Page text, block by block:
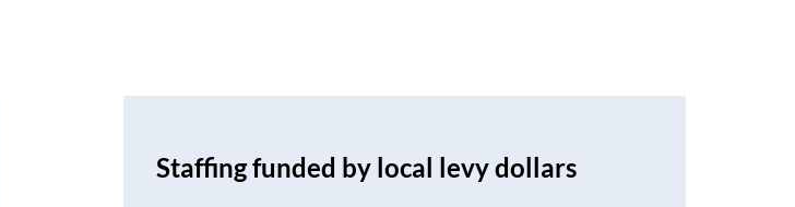
Staffing funded by local levy dollars